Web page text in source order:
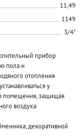
11,49
1149
3/4"
прибор
пола и
отопления
у
помещения, защищая
воздуха.
декоративной